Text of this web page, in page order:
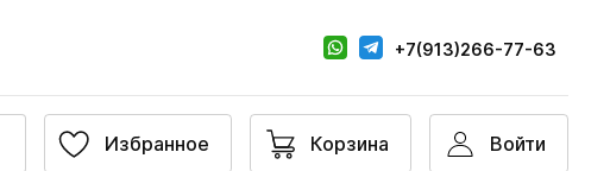
+7(913)266-77-63
Избранное Корзина Войти